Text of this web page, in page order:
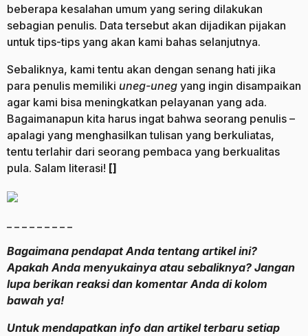
beberapa kesalahan umum yang sering dilakukan
sebagian penulis. Data tersebut akan dijadikan pijakan
untuk tips-tips yang akan kami bahas selanjutnya.
Sebaliknya, kami tentu akan dengan senang hati jika
para penulis memiliki uneg-uneg yang ingin disampaikan
agar kami bisa meningkatkan pelayanan yang ada.
Bagaimanapun kita harus ingat bahwa seorang penulis –
apalagi yang menghasilkan tulisan yang berkuliatas,
tentu terlahir dari seorang pembaca yang berkualitas
pula. Salam literasi! []
_ _ _ _ _ _ _ _ _
Bagaimana pendapat Anda tentang artikel ini?
Apakah Anda menyukainya atau sebaliknya? Jangan
lupa berikan reaksi dan komentar Anda di kolom
bawah ya!
Untuk mendapatkan info dan artikel terbaru setiap